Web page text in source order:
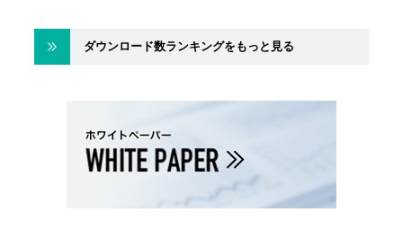
ダウンロード数ランキングをもっと見る